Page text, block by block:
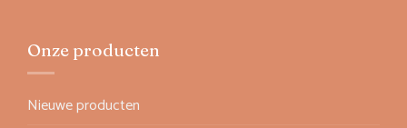
Onze producten
Nieuwe producten